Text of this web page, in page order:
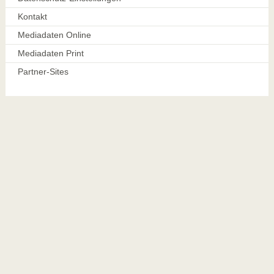
Kontakt
Mediadaten Online
Mediadaten Print
Partner-Sites